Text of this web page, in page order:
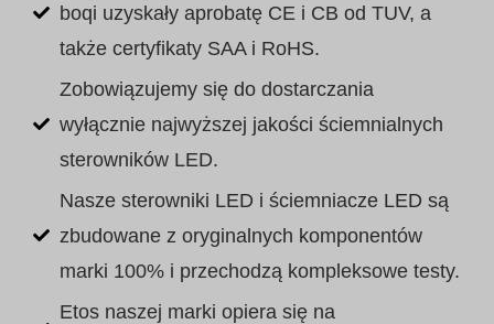
boqi uzyskały aprobatę CE i CB od TUV, a
także certyfikaty SAA i RoHS.
Zobowiązujemy się do dostarczania
wyłącznie najwyższej jakości ściemnialnych
sterowników LED.
Nasze sterowniki LED i ściemniacze LED są
zbudowane z oryginalnych komponentów
marki 100% i przechodzą kompleksowe testy.
Etos naszej marki opiera się na